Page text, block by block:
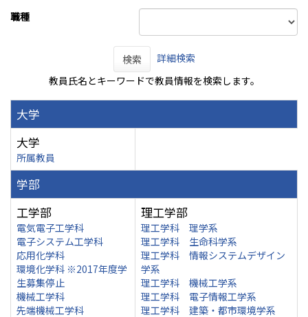
職種
検索
詳細検索
教員氏名とキーワードで教員情報を検索します。
大学
大学
所属教員
学部
工学部
電気電子工学科
電子システム工学科
応用化学科
環境化学科 ※2017年度学
生募集停止
機械工学科
先端機械工学科
理工学部
理工学科 理学系
理工学科 生命科学系
理工学科 情報システムデザイン
学系
理工学科 機械工学系
理工学科 電子情報工学系
理工学科 建築・都市環境学系